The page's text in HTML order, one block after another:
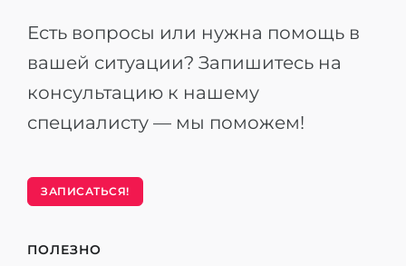
Есть вопросы или нужна помощь в
вашей ситуации? Запишитесь на
консультацию к нашему
специалисту — мы поможем!
ЗАПИСАТЬСЯ!
ПОЛЕЗНО